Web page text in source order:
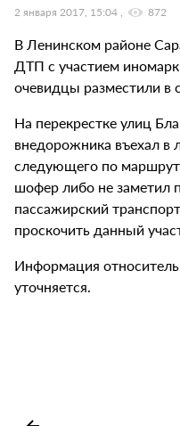
2 января 2017, 15:04 872
В Ленинском районе
ДТП с участием
очевидцы разместили в
На перекрестке улиц
внедорожника въехал в
следующего по
шофер либо не
пассажирский
проскочить данный
Информация
уточняется.